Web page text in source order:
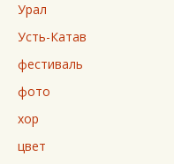
Урал
Усть-Катав
фестиваль
фото
хор
цвет